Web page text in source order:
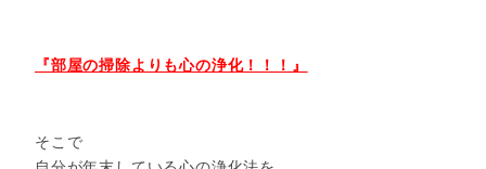
『部屋の掃除よりも心の浄化！！！』
そこで